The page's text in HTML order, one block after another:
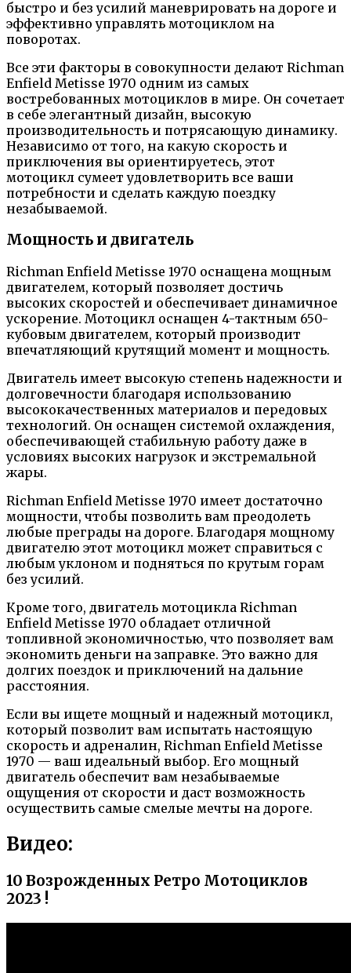
быстро и без усилий маневрировать на дороге и
эффективно управлять мотоциклом на
поворотах.
Все эти факторы в совокупности делают Richman
Enfield Metisse 1970 одним из самых
востребованных мотоциклов в мире. Он сочетает
в себе элегантный дизайн, высокую
производительность и потрясающую динамику.
Независимо от того, на какую скорость и
приключения вы ориентируетесь, этот
мотоцикл сумеет удовлетворить все ваши
потребности и сделать каждую поездку
незабываемой.
Мощность и двигатель
Richman Enfield Metisse 1970 оснащена мощным
двигателем, который позволяет достичь
высоких скоростей и обеспечивает динамичное
ускорение. Мотоцикл оснащен 4-тактным 650-
кубовым двигателем, который производит
впечатляющий крутящий момент и мощность.
Двигатель имеет высокую степень надежности и
долговечности благодаря использованию
высококачественных материалов и передовых
технологий. Он оснащен системой охлаждения,
обеспечивающей стабильную работу даже в
условиях высоких нагрузок и экстремальной
жары.
Richman Enfield Metisse 1970 имеет достаточно
мощности, чтобы позволить вам преодолеть
любые преграды на дороге. Благодаря мощному
двигателю этот мотоцикл может справиться с
любым уклоном и подняться по крутым горам
без усилий.
Кроме того, двигатель мотоцикла Richman
Enfield Metisse 1970 обладает отличной
топливной экономичностью, что позволяет вам
экономить деньги на заправке. Это важно для
долгих поездок и приключений на дальние
расстояния.
Если вы ищете мощный и надежный мотоцикл,
который позволит вам испытать настоящую
скорость и адреналин, Richman Enfield Metisse
1970 — ваш идеальный выбор. Его мощный
двигатель обеспечит вам незабываемые
ощущения от скорости и даст возможность
осуществить самые смелые мечты на дороге.
Видео:
10 Возрожденных Ретро Мотоциклов
2023 !